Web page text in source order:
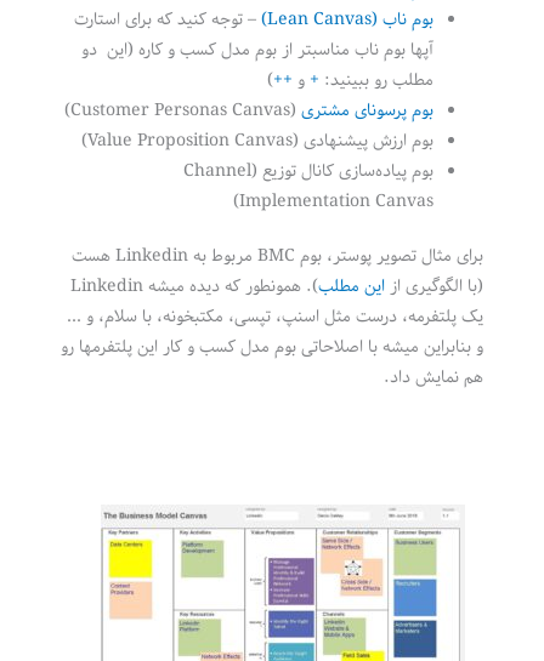
بوم ناب (Lean Canvas)
– توجه کنید که برای استارت
آپها بوم ناب مناسبتر از بوم مدل کسب و کاره (این دو
مطلب رو ببینید: + و ++
)
بوم پرسونای مشتری (Customer Personas Canvas)
بوم ارزش پیشنهادی (Value Proposition Canvas)
بوم پیاده‌سازی کانال توزیع (Channel
Implementation Canvas)
برای مثال تصویر پوستر، بوم BMC مربوط به Linkedin هست
(با الگوگیری ازاین مطلب
). همونطور که دیده میشه Linkedin
یک پلتفرمه، درست مثل اسنپ، تپسی، مکتبخونه، با سلام، و …
و بنابراین میشه با اصلاحاتی بوم مدل کسب و کار این پلتفرمها رو
هم نمایش داد.